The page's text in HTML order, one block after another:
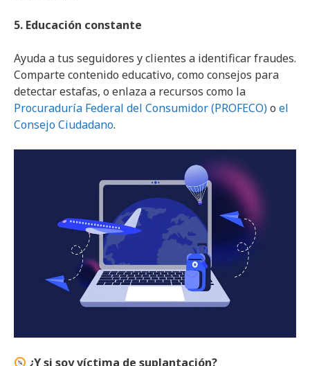
5. Educación constante
Ayuda a tus seguidores y clientes a identificar fraudes.
Comparte contenido educativo, como consejos para
detectar estafas, o enlaza a recursos como la
Procuraduría Federal del Consumidor (PROFECO)o el
Consejo Ciudadano.
¿Y si soy víctima de suplantación?